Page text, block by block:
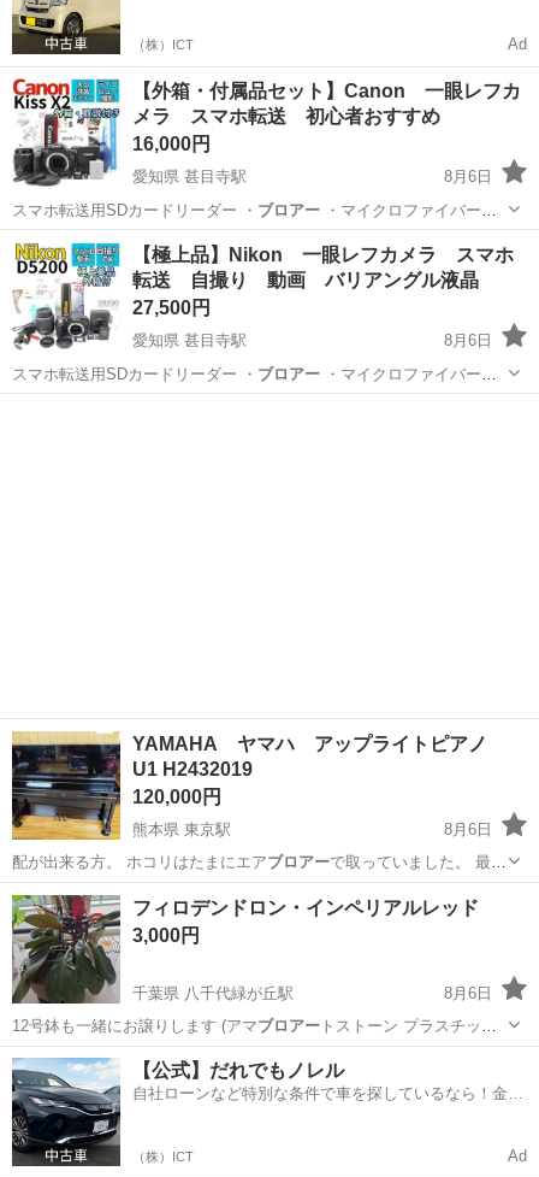
（株）ICT Ad
【外箱・付属品セット】Canon 一眼レフカ
メラ スマホ転送 初心者おすすめ
16,000円
愛知県 甚目寺駅
8月6日
スマホ転送用SDカードリーダー ・ ブロアー・マイクロファイバーク
ロス …
愛知 あま市 甚目寺駅 Canon
【極上品】Nikon 一眼レフカメラ スマホ
転送 自撮り 動画 バリアングル液晶
27,500円
愛知県 甚目寺駅
8月6日
スマホ転送用SDカードリーダー ・ ブロアー・マイクロファイバーク
ロス …
YAMAHA ヤマハ アップライトピアノ
U1 H2432019
120,000円
熊本県 東京駅
8月6日
配が出来る方。 ホコリはたまにエアブロアーで取っていました。 最調
律は移動後…
熊本 熊本市 鍵盤楽器、ピアノ
フィロデンドロン・インペリアルレッド
3,000円
千葉県 八千代緑が丘駅
8月6日
12号鉢も一緒にお譲りします (アマブロアートストーン プラスチック
軽くて丈夫…
千葉 八千代市 八千代緑が丘駅 家庭用品
【公式】だれでもノレル
自社ローンなど特別な条件で車を探しているなら！金利
（株）ICT Ad